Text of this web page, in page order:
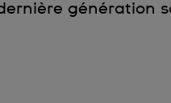
génération